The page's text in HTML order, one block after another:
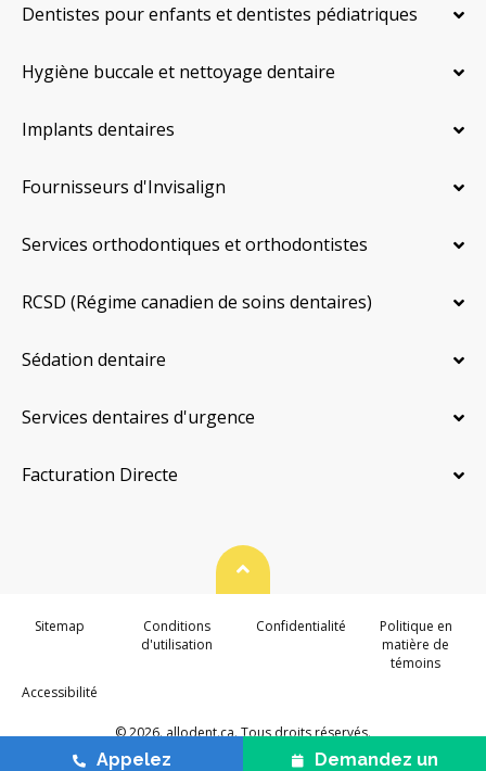
Dentistes pour enfants et dentistes pédiatriques
Hygiène buccale et nettoyage dentaire
Implants dentaires
Fournisseurs d'Invisalign
Services orthodontiques et orthodontistes
RCSD (Régime canadien de soins dentaires)
Sédation dentaire
Services dentaires d'urgence
Facturation Directe
© 2026. allodent.ca. Tous droits réservés.
Haut de page
Sitemap
Conditions
d'utilisation
Confidentialité
Politique en
matière de
témoins
Accessibilité
Appelez
Demandez un